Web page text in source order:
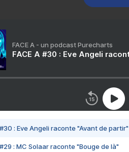
FACE A - un podcast Purecharts
FACE A #30 : Eve Angeli
#30 : Eve Angeli raconte "Avant de partir"
#29 : MC Solaar raconte "Bouge de là"